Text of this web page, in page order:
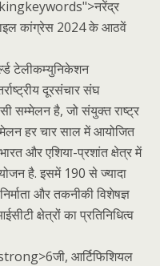
कांग्रेस 2024 के आठवें
टेलीकम्युनिकेशन
दूरसंचार संघ
सम्मेलन है, जो संयुक्त राष्ट्र
हर चार साल में आयोजित
और एशिया-प्रशांत क्षेत्र में
है. इसमें 190 से ज्यादा
और तकनीकी विशेषज्ञ
क्षेत्रों का प्रतिनिधित्व
आर्टिफिशियल